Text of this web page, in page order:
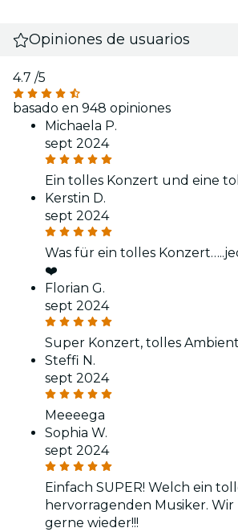
Opiniones de usuarios
4.7 /5
basado en 948 opiniones
Michaela P.
sept 2024
Ein tolles Konzert und eine
Kerstin D.
sept 2024
Was für ein tolles
❤️
Florian G.
sept 2024
Super Konzert, tolles
Steffi N.
sept 2024
Meeeega
Sophia W.
sept 2024
Einfach SUPER! Welch ein
hervorragenden Musiker.
gerne wieder!!!